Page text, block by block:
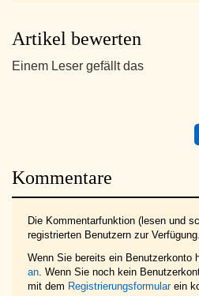
Artikel bewerten
Einem Leser gefällt das
Kommentare
Die Kommentarfunktion (lesen und
registrierten Benutzern zur Verfügung.
Wenn Sie bereits ein Benutzerkonto
an . Wenn Sie noch kein
mit dem Registrierungsformularein